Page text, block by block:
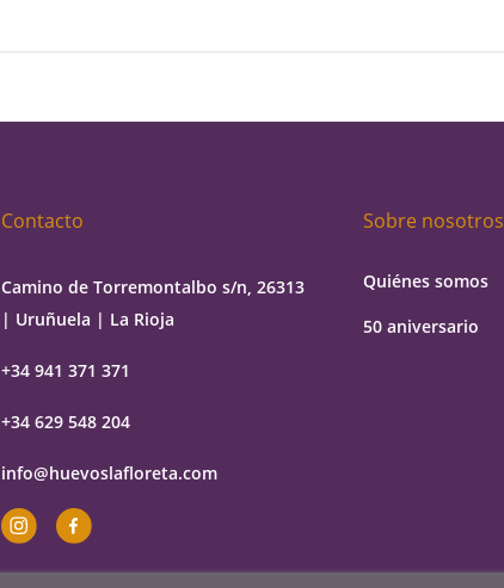
Contacto
Camino de Torremontalbo s/n, 26313
| Uruñuela | La Rioja
+34 941 371 371
+34 629 548 204
info@huevoslafloreta.com
Sobre nosotros
Quiénes somos
50 aniversario